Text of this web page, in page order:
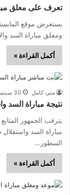
تعرف على معلق
يستعرض موقع
ومعلق مباراة السد
أكمل القراءة »
منى كامل 30 سبتمبر، 2024
نتيجة مباراة
يترقب الجمهور
مباراة السد
السطور…
أكمل القراءة »